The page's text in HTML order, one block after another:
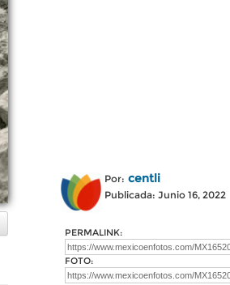
Por: centli
Publicada: Junio 16, 2022
PERMALINK:
FOTO: